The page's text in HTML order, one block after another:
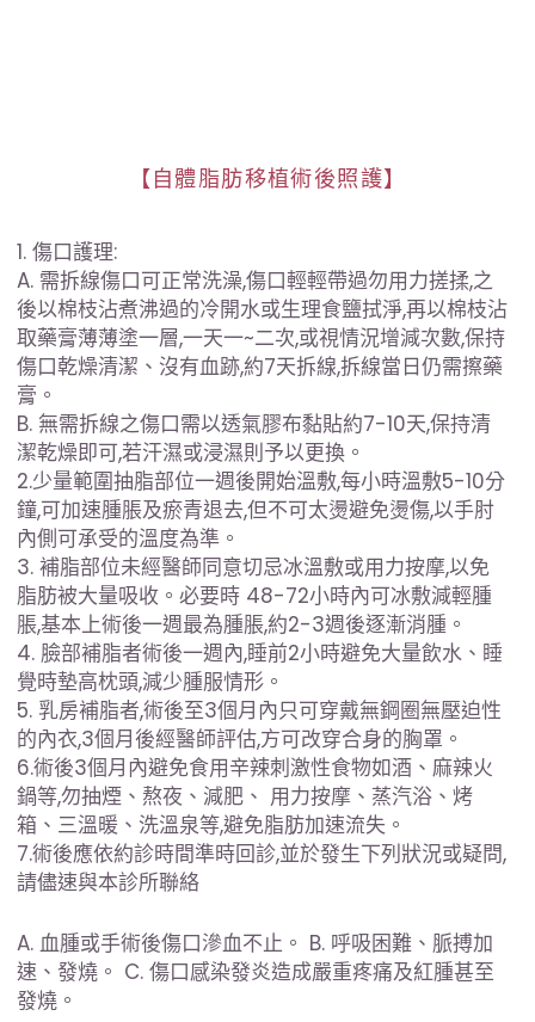
【自體脂肪移植術後照護】
1. 傷口護理:
A. 需拆線傷口可正常洗澡,傷口輕輕帶過勿用力搓揉,之
後以棉枝沾煮沸過的冷開水或生理食鹽拭淨,再以棉枝沾
取藥膏薄薄塗一層,一天一~二次,或視情況增減次數,保持
傷口乾燥清潔、沒有血跡,約7天拆線,拆線當日仍需擦藥
膏。
B. 無需拆線之傷口需以透氣膠布黏貼約7-10天,保持清
潔乾燥即可,若汗濕或浸濕則予以更換。
2.少量範圍抽脂部位一週後開始溫敷,每小時溫敷5-10分
鐘,可加速腫脹及瘀青退去,但不可太燙避免燙傷,以手肘
內側可承受的溫度為準。
3. 補脂部位未經醫師同意切忌冰溫敷或用力按摩,以免
脂肪被大量吸收。必要時 48-72小時內可冰敷減輕腫
脹,基本上術後一週最為腫脹,約2-3週後逐漸消腫。
4. 臉部補脂者術後一週內,睡前2小時避免大量飲水、睡
覺時墊高枕頭,減少腫服情形。
5. 乳房補脂者,術後至3個月內只可穿戴無鋼圈無壓迫性
的內衣,3個月後經醫師評估,方可改穿合身的胸罩。
6.術後3個月內避免食用辛辣刺激性食物如酒、麻辣火
鍋等,勿抽煙、熬夜、減肥、 用力按摩、蒸汽浴、烤
箱、三溫暖、洗溫泉等,避免脂肪加速流失。
7.術後應依約診時間準時回診,並於發生下列狀況或疑問,
請儘速與本診所聯絡
A. 血腫或手術後傷口滲血不止。 B. 呼吸困難、脈搏加
速、發燒。 C. 傷口感染發炎造成嚴重疼痛及紅腫甚至
發燒。